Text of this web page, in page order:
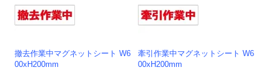
撤去作業中マグネットシート W6
00xH200mm
牽引作業中マグネットシート W6
00xH200mm